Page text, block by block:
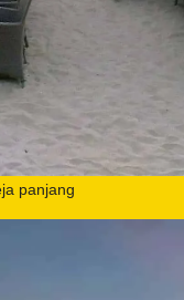
panjang